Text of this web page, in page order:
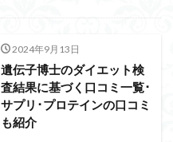
2024年9月13日
遺伝子博士のダイエット検
査結果に基づく口コミ一覧･
サプリ･プロテインの口コミ
も紹介